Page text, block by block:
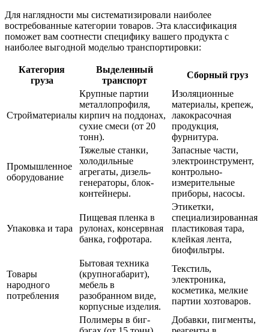
Для наглядности мы систематизировали наиболее
востребованные категории товаров. Эта классификация
поможет вам соотнести специфику вашего продукта с
наиболее выгодной моделью транспортировки:
Категория
груза
Выделенный
транспорт
Сборный груз
Стройматериалы
Крупные партии
металлопрофиля,
кирпич на поддонах,
сухие смеси (от 20
тонн).
Изоляционные
материалы, крепеж,
лакокрасочная
продукция,
фурнитура.
Промышленное
оборудование
Тяжелые станки,
холодильные
агрегаты, дизель-
генераторы, блок-
контейнеры.
Запасные части,
электроинструмент,
контрольно-
измерительные
приборы, насосы.
Упаковка и тара
Пищевая пленка в
рулонах, консервная
банка, гофротара.
Этикетки,
специализированная
пластиковая тара,
клейкая лента,
биофильтры.
Товары
народного
потребления
Бытовая техника
(крупногабарит),
мебель в
разобранном виде,
корпусные изделия.
Текстиль,
электроника,
косметика, мелкие
партии хозтоваров.
Полимеры в биг-
Добавки, пигменты,